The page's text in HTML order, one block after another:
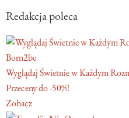
Redakcja poleca
Born2be
Wyglądaj Świetnie w Każdym
Przeceny do -50%!
Zobacz